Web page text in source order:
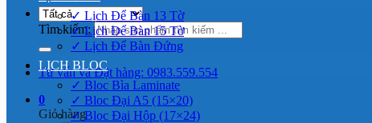
Tìm kiếm:
Tư vấn và Đặt hàng: 0983.559.554
0
Giỏ hàng
✓ Lịch Để Bàn 13 Tờ
✓ Lịch Để Bàn 15 Tờ
✓ Lịch Để Bàn Đứng
LỊCH BLOC
✓ Bloc Bìa Laminate
✓ Bloc Đại A5 (15×20)
✓ Bloc Đại Hộp (17×24)